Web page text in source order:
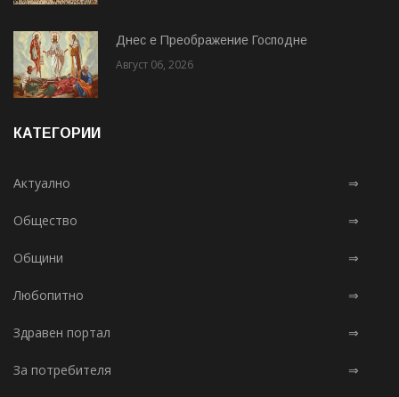
Днес е Преображение Господне
Август 06, 2026
КАТЕГОРИИ
Актуално ⇒
Общество ⇒
Общини ⇒
Любопитно ⇒
Здравен портал ⇒
За потребителя ⇒